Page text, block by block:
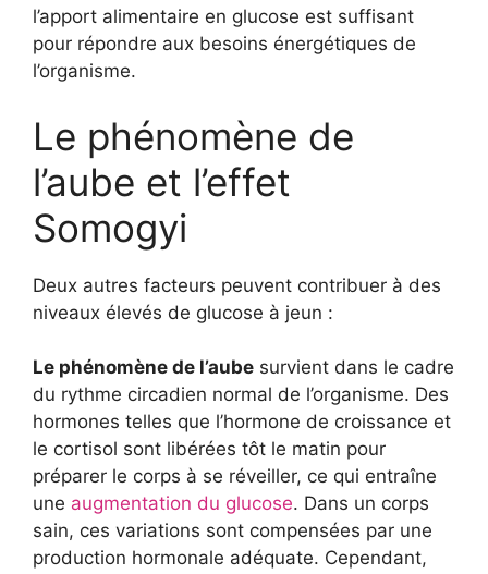
l’apport alimentaire en glucose est suffisant
pour répondre aux besoins énergétiques de
l’organisme.
Le phénomène de
l’aube et l’effet
Somogyi
Deux autres facteurs peuvent contribuer à des
niveaux élevés de glucose à jeun :
Le phénomène de l’aube survient dans le cadre
du rythme circadien normal de l’organisme. Des
hormones telles que l’hormone de croissance et
le cortisol sont libérées tôt le matin pour
préparer le corps à se réveiller, ce qui entraîne
une augmentation du glucose. Dans un corps
sain, ces variations sont compensées par une
production hormonale adéquate. Cependant,